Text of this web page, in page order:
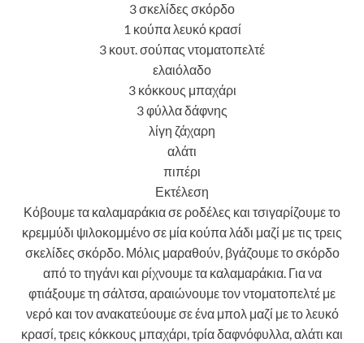
3 σκελίδες σκόρδο
1 κούπα λευκό κρασί
3 κουτ. σούπας ντοματοπελτέ
ελαιόλαδο
3 κόκκους μπαχάρι
3 φύλλα δάφνης
λίγη ζάχαρη
αλάτι
πιπέρι
Εκτέλεση
Κόβουμε τα καλαμαράκια σε ροδέλες και τσιγαρίζουμε το
κρεμμύδι ψιλοκομμένο σε μία κούπα λάδι μαζί με τις τρεις
σκελίδες σκόρδο. Μόλις μαραθούν, βγάζουμε το σκόρδο
από το τηγάνι και ρίχνουμε τα καλαμαράκια. Για να
φτιάξουμε τη σάλτσα, αραιώνουμε τον ντοματοπελτέ με
νερό και τον ανακατεύουμε σε ένα μπολ μαζί με το λευκό
κρασί, τρεις κόκκους μπαχάρι, τρία δαφνόφυλλα, αλάτι και